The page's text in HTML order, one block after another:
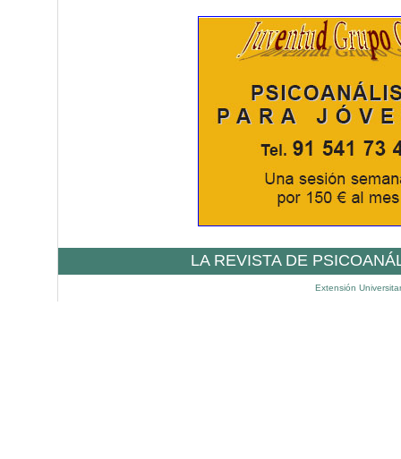
LA REVISTA DE
Extensión